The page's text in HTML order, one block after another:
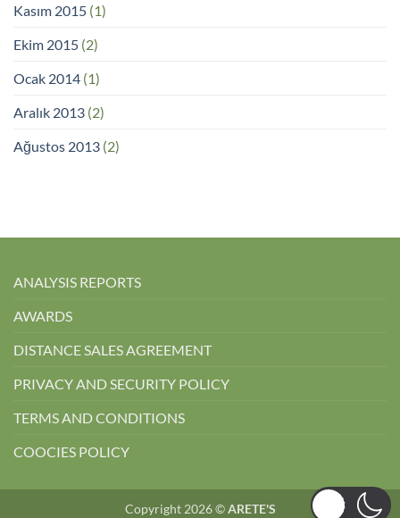
Kasım 2015 (1)
Ekim 2015 (2)
Ocak 2014 (1)
Aralık 2013 (2)
Ağustos 2013 (2)
ANALYSIS REPORTS
AWARDS
DISTANCE SALES AGREEMENT
PRIVACY AND SECURITY POLICY
TERMS AND CONDITIONS
COOCIES POLICY
Copyright 2026 ©ARETE'S